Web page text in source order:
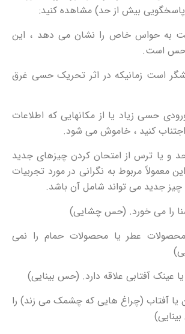
بیش از حد) مشاهده کنید:
به حواس خاص را نشان می دهد ، این
حس است.
است زمانیکه در اثر تحریک حسی غرق
حسی زیاد یا از مکانهایی که اطلاعات
کنید ، خاموش می شود.
و یا ترس از امتحان کردن چیزهای جدید
معمولاً مربوط به نگرانی در مورد تجربیات
جدید می تواند شامل آن باشد.
محصولات عطر یا محصولات حمام را نمی
یا آفتاب (چراغ هایی که چشمک می زند) را